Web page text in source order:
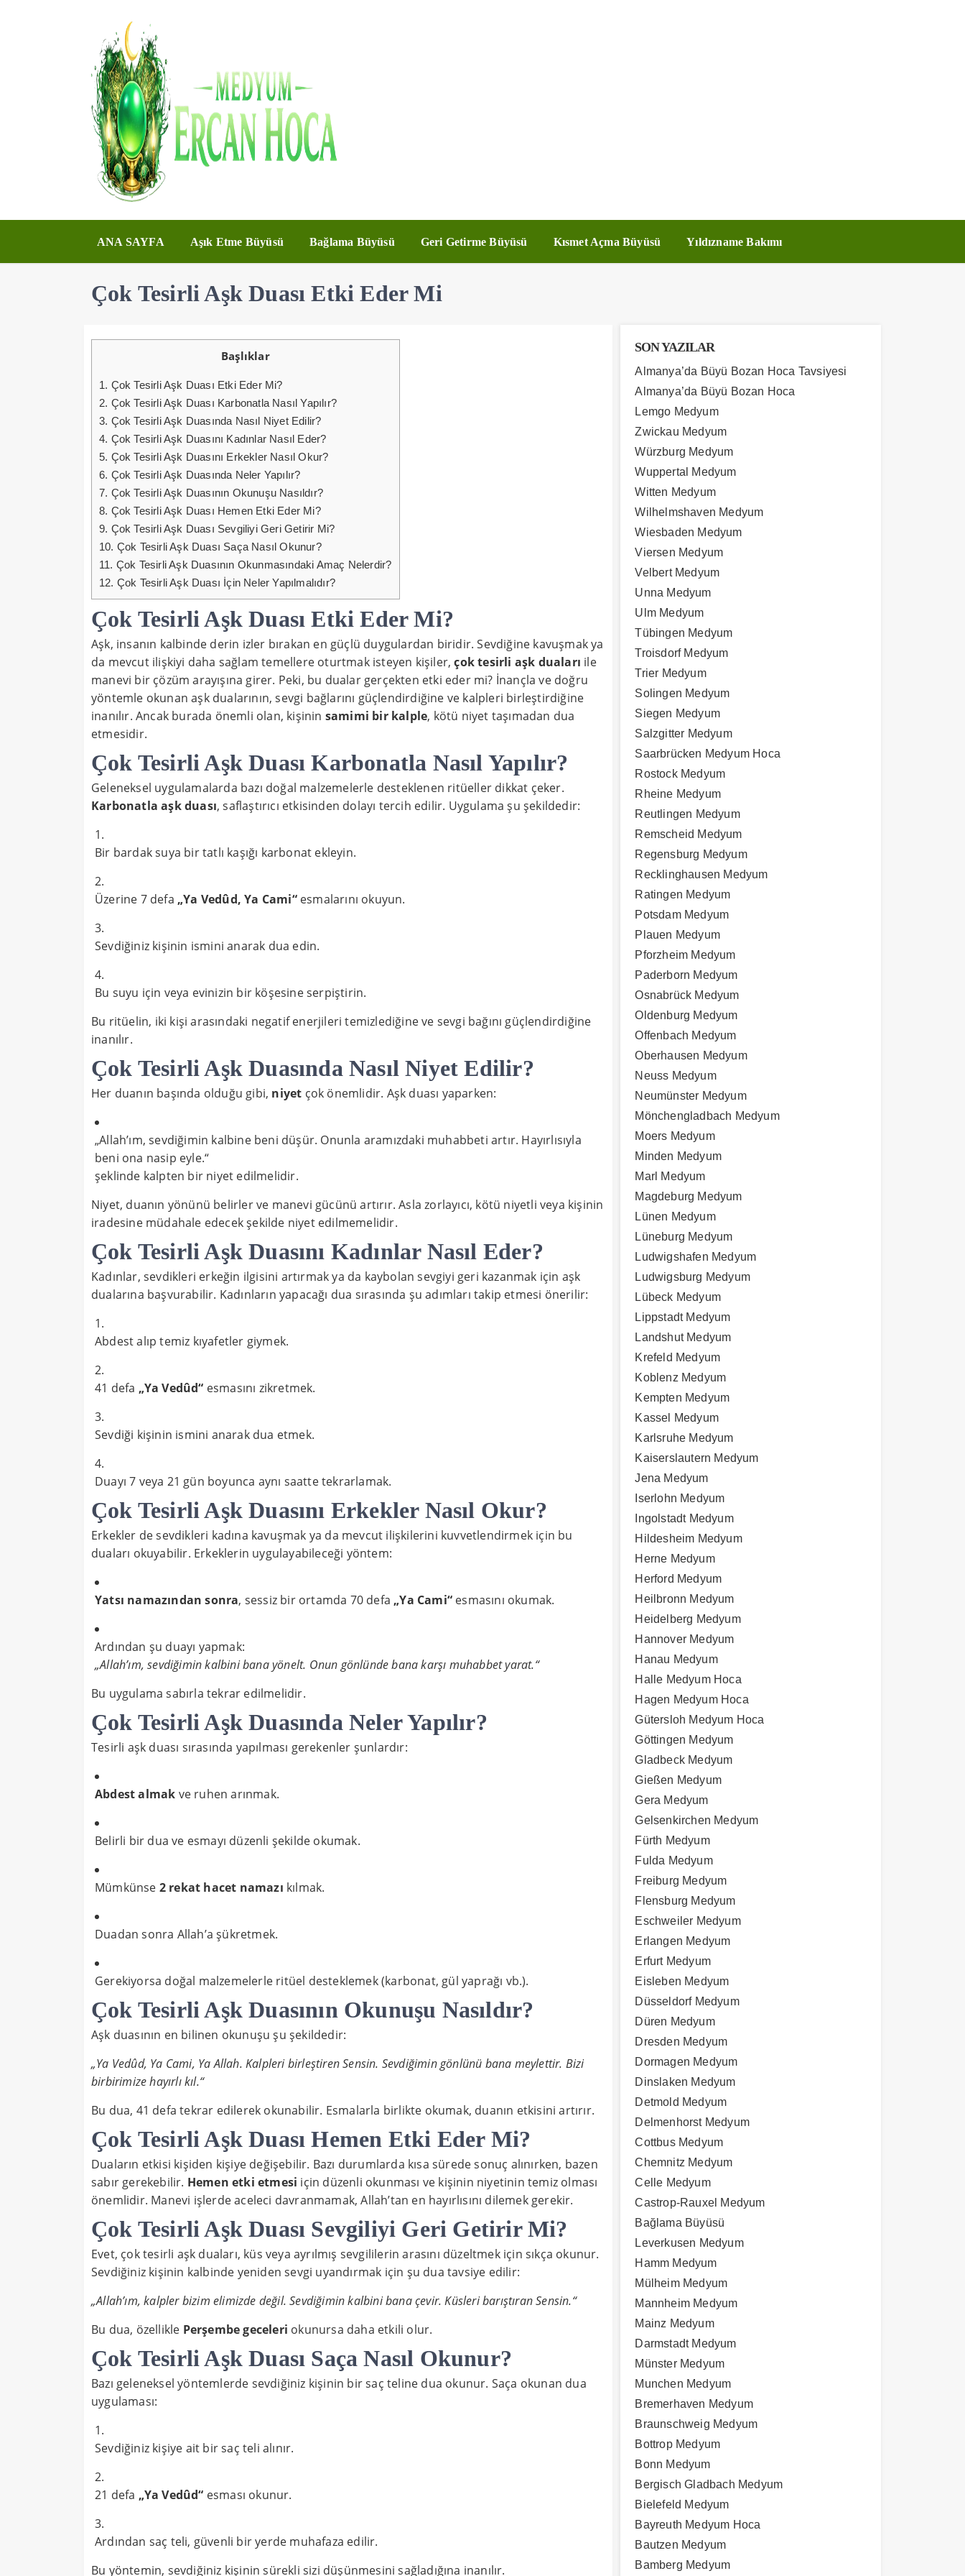
ANA SAYFA Aşık Etme Büyüsü Bağlama Büyüsü Geri Getirme Büyüsü Kısmet Açma Büyüsü Yıldızname Bakımı
Çok Tesirli Aşk Duası Etki Eder Mi
Başlıklar
1. Çok Tesirli Aşk Duası Etki Eder Mi?
2. Çok Tesirli Aşk Duası Karbonatla Nasıl Yapılır?
3. Çok Tesirli Aşk Duasında Nasıl Niyet Edilir?
4. Çok Tesirli Aşk Duasını Kadınlar Nasıl Eder?
5. Çok Tesirli Aşk Duasını Erkekler Nasıl Okur?
6. Çok Tesirli Aşk Duasında Neler Yapılır?
7. Çok Tesirli Aşk Duasının Okunuşu Nasıldır?
8. Çok Tesirli Aşk Duası Hemen Etki Eder Mi?
9. Çok Tesirli Aşk Duası Sevgiliyi Geri Getirir Mi?
10. Çok Tesirli Aşk Duası Saça Nasıl Okunur?
11. Çok Tesirli Aşk Duasının Okunmasındaki Amaç Nelerdir?
12. Çok Tesirli Aşk Duası İçin Neler Yapılmalıdır?
Çok Tesirli Aşk Duası Etki Eder Mi?
Aşk, insanın kalbinde derin izler bırakan en güçlü duygulardan biridir. Sevdiğine kavuşmak ya
da mevcut ilişkiyi daha sağlam temellere oturtmak isteyen kişiler,çok tesirli aşk duaları ile
manevi bir çözüm arayışına girer. Peki, bu dualar gerçekten etki eder mi? İnançla ve doğru
yöntemle okunan aşk dualarının, sevgi bağlarını güçlendirdiğine ve kalpleri birleştirdiğine
inanılır. Ancak burada önemli olan, kişinin samimi bir kalple, kötü niyet taşımadan dua
etmesidir.
Çok Tesirli Aşk Duası Karbonatla Nasıl Yapılır?
Geleneksel uygulamalarda bazı doğal malzemelerle desteklenen ritüeller dikkat çeker.
Karbonatla aşk duası, saflaştırıcı etkisinden dolayı tercih edilir. Uygulama şu şekildedir:
Bir bardak suya bir tatlı kaşığı karbonat ekleyin.
Üzerine 7 defa „Ya Vedûd, Ya Cami“esmalarını okuyun.
Sevdiğiniz kişinin ismini anarak dua edin.
Bu suyu için veya evinizin bir köşesine serpiştirin.
Bu ritüelin, iki kişi arasındaki negatif enerjileri temizlediğine ve sevgi bağını güçlendirdiğine
inanılır.
Çok Tesirli Aşk Duasında Nasıl Niyet Edilir?
Her duanın başında olduğu gibi, niyet çok önemlidir. Aşk duası yaparken:
„Allah’ım, sevdiğimin kalbine beni düşür. Onunla aramızdaki muhabbeti artır. Hayırlısıyla
beni ona nasip eyle.“
şeklinde kalpten bir niyet edilmelidir.
Niyet, duanın yönünü belirler ve manevi gücünü artırır. Asla zorlayıcı, kötü niyetli veya kişinin
iradesine müdahale edecek şekilde niyet edilmemelidir.
Çok Tesirli Aşk Duasını Kadınlar Nasıl Eder?
Kadınlar, sevdikleri erkeğin ilgisini artırmak ya da kaybolan sevgiyi geri kazanmak için aşk
dualarına başvurabilir. Kadınların yapacağı dua sırasında şu adımları takip etmesi önerilir:
Abdest alıp temiz kıyafetler giymek.
41 defa „Ya Vedûd“ esmasını zikretmek.
Sevdiği kişinin ismini anarak dua etmek.
Duayı 7 veya 21 gün boyunca aynı saatte tekrarlamak.
Çok Tesirli Aşk Duasını Erkekler Nasıl Okur?
Erkekler de sevdikleri kadına kavuşmak ya da mevcut ilişkilerini kuvvetlendirmek için bu
duaları okuyabilir. Erkeklerin uygulayabileceği yöntem:
Yatsı namazından sonra, sessiz bir ortamda 70 defa„Ya Cami“ esmasını okumak.
Ardından şu duayı yapmak:
„Allah’ım, sevdiğimin kalbini bana yönelt. Onun gönlünde bana karşı muhabbet yarat.“
Bu uygulama sabırla tekrar edilmelidir.
Çok Tesirli Aşk Duasında Neler Yapılır?
Tesirli aşk duası sırasında yapılması gerekenler şunlardır:
Abdest almak ve ruhen arınmak.
Belirli bir dua ve esmayı düzenli şekilde okumak.
Mümkünse 2 rekat hacet namazı kılmak.
Duadan sonra Allah’a şükretmek.
Gerekiyorsa doğal malzemelerle ritüel desteklemek (karbonat, gül yaprağı vb.).
Çok Tesirli Aşk Duasının Okunuşu Nasıldır?
Aşk duasının en bilinen okunuşu şu şekildedir:
„Ya Vedûd, Ya Cami, Ya Allah. Kalpleri birleştiren Sensin. Sevdiğimin gönlünü bana meylettir. Bizi
birbirimize hayırlı kıl.“
Bu dua, 41 defa tekrar edilerek okunabilir. Esmalarla birlikte okumak, duanın etkisini artırır.
Çok Tesirli Aşk Duası Hemen Etki Eder Mi?
Duaların etkisi kişiden kişiye değişebilir. Bazı durumlarda kısa sürede sonuç alınırken, bazen
sabır gerekebilir. Hemen etki etmesi için düzenli okunması ve kişinin niyetinin temiz olması
önemlidir. Manevi işlerde aceleci davranmamak, Allah’tan en hayırlısını dilemek gerekir.
Çok Tesirli Aşk Duası Sevgiliyi Geri Getirir Mi?
Evet, çok tesirli aşk duaları, küs veya ayrılmış sevgililerin arasını düzeltmek için sıkça okunur.
Sevdiğiniz kişinin kalbinde yeniden sevgi uyandırmak için şu dua tavsiye edilir:
„Allah’ım, kalpler bizim elimizde değil. Sevdiğimin kalbini bana çevir. Küsleri barıştıran Sensin.“
Bu dua, özellikle Perşembe geceleri okunursa daha etkili olur.
Çok Tesirli Aşk Duası Saça Nasıl Okunur?
Bazı geleneksel yöntemlerde sevdiğiniz kişinin bir saç teline dua okunur. Saça okunan dua
uygulaması:
Sevdiğiniz kişiye ait bir saç teli alınır.
21 defa „Ya Vedûd“ esması okunur.
Ardından saç teli, güvenli bir yerde muhafaza edilir.
Bu yöntemin, sevdiğiniz kişinin sürekli sizi düşünmesini sağladığına inanılır.
SON YAZILAR
Almanya’da Büyü Bozan Hoca Tavsiyesi
Almanya’da Büyü Bozan Hoca
Lemgo Medyum
Zwickau Medyum
Würzburg Medyum
Wuppertal Medyum
Witten Medyum
Wilhelmshaven Medyum
Wiesbaden Medyum
Viersen Medyum
Velbert Medyum
Unna Medyum
Ulm Medyum
Tübingen Medyum
Troisdorf Medyum
Trier Medyum
Solingen Medyum
Siegen Medyum
Salzgitter Medyum
Saarbrücken Medyum Hoca
Rostock Medyum
Rheine Medyum
Reutlingen Medyum
Remscheid Medyum
Regensburg Medyum
Recklinghausen Medyum
Ratingen Medyum
Potsdam Medyum
Plauen Medyum
Pforzheim Medyum
Paderborn Medyum
Osnabrück Medyum
Oldenburg Medyum
Offenbach Medyum
Oberhausen Medyum
Neuss Medyum
Neumünster Medyum
Mönchengladbach Medyum
Moers Medyum
Minden Medyum
Marl Medyum
Magdeburg Medyum
Lünen Medyum
Lüneburg Medyum
Ludwigshafen Medyum
Ludwigsburg Medyum
Lübeck Medyum
Lippstadt Medyum
Landshut Medyum
Krefeld Medyum
Koblenz Medyum
Kempten Medyum
Kassel Medyum
Karlsruhe Medyum
Kaiserslautern Medyum
Jena Medyum
Iserlohn Medyum
Ingolstadt Medyum
Hildesheim Medyum
Herne Medyum
Herford Medyum
Heilbronn Medyum
Heidelberg Medyum
Hannover Medyum
Hanau Medyum
Halle Medyum Hoca
Hagen Medyum Hoca
Gütersloh Medyum Hoca
Göttingen Medyum
Gladbeck Medyum
Gießen Medyum
Gera Medyum
Gelsenkirchen Medyum
Fürth Medyum
Fulda Medyum
Freiburg Medyum
Flensburg Medyum
Eschweiler Medyum
Erlangen Medyum
Erfurt Medyum
Eisleben Medyum
Düsseldorf Medyum
Düren Medyum
Dresden Medyum
Dormagen Medyum
Dinslaken Medyum
Detmold Medyum
Delmenhorst Medyum
Cottbus Medyum
Chemnitz Medyum
Celle Medyum
Castrop-Rauxel Medyum
Bağlama Büyüsü
Leverkusen Medyum
Hamm Medyum
Mülheim Medyum
Mannheim Medyum
Mainz Medyum
Darmstadt Medyum
Münster Medyum
Munchen Medyum
Bremerhaven Medyum
Braunschweig Medyum
Bottrop Medyum
Bonn Medyum
Bergisch Gladbach Medyum
Bielefeld Medyum
Bayreuth Medyum Hoca
Bautzen Medyum
Bamberg Medyum